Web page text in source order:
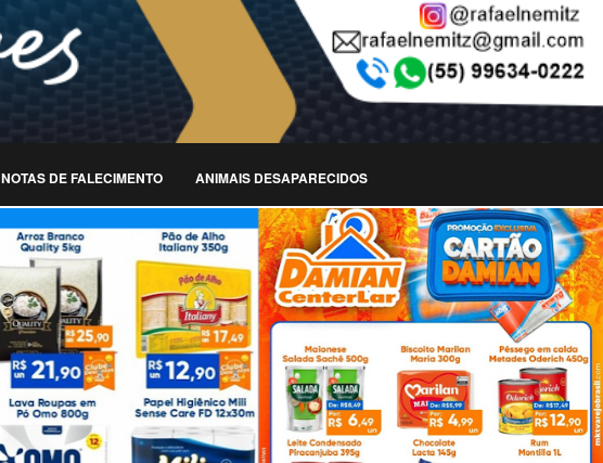
NOTAS DE FALECIMENTO ANIMAIS DESAPARECIDOS